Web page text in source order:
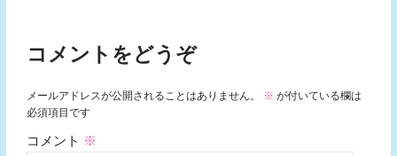
コメントをどうぞ
メールアドレスが公開されることはありません。 ※ が付いている欄は
必須項目です
コメント ※